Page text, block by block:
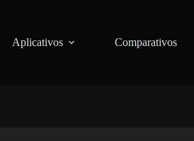
Aplicativos Comparativos